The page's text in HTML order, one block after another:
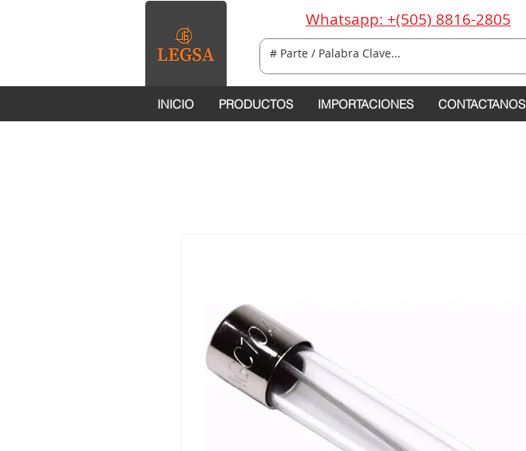
Whatsapp: +(505) 8816-2805
INICIO PRODUCTOS IMPORTACIONES CONTACTANOS